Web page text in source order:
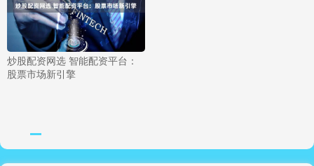
炒股配资网选 智能配资平台：
股票市场新引擎